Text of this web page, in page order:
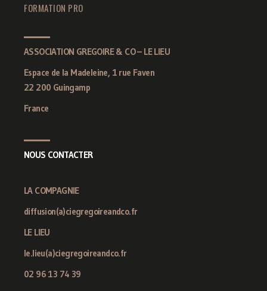
FORMATION PRO
ASSOCIATION GREGOIRE & CO – LE LIEU
Espace de la Madeleine, 1 rue Faven
22 200 Guingamp
France
NOUS CONTACTER
LA COMPAGNIE
diffusion(a)ciegregoireandco.fr
LE LIEU
le.lieu(a)ciegregoireandco.fr
02 96 13 74 39